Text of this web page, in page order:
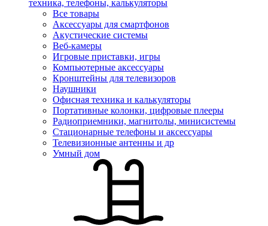
техника, телефоны, калькуляторы
Все товары
Аксессуары для смартфонов
Акустические системы
Веб-камеры
Игровые приставки, игры
Компьютерные аксессуары
Кронштейны для телевизоров
Наушники
Офисная техника и калькуляторы
Портативные колонки, цифровые плееры
Радиоприемники, магнитолы, минисистемы
Стационарные телефоны и аксессуары
Телевизионные антенны и др
Умный дом